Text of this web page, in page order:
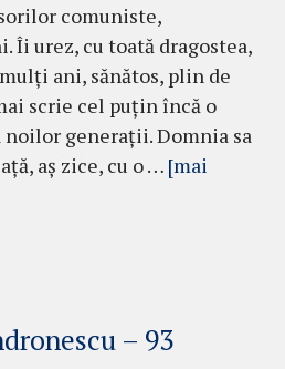
comuniste,
Îi urez, cu toată dragostea,
ani, sănătos, plin de
scrie cel puțin încă o
generații. Domnia sa
aș zice, cu o … [mai
– 93